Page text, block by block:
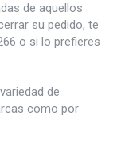
de aquellos
su pedido, te
o si lo prefieres
de
como por